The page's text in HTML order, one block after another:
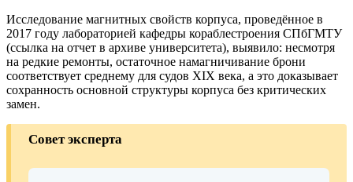
Исследование магнитных свойств корпуса, проведённое в
2017 году лабораторией кафедры кораблестроения СПбГМТУ
(ссылка на отчет в архиве университета), выявило: несмотря
на редкие ремонты, остаточное намагничивание брони
соответствует среднему для судов XIX века, а это доказывает
сохранность основной структуры корпуса без критических
замен.
Совет эксперта